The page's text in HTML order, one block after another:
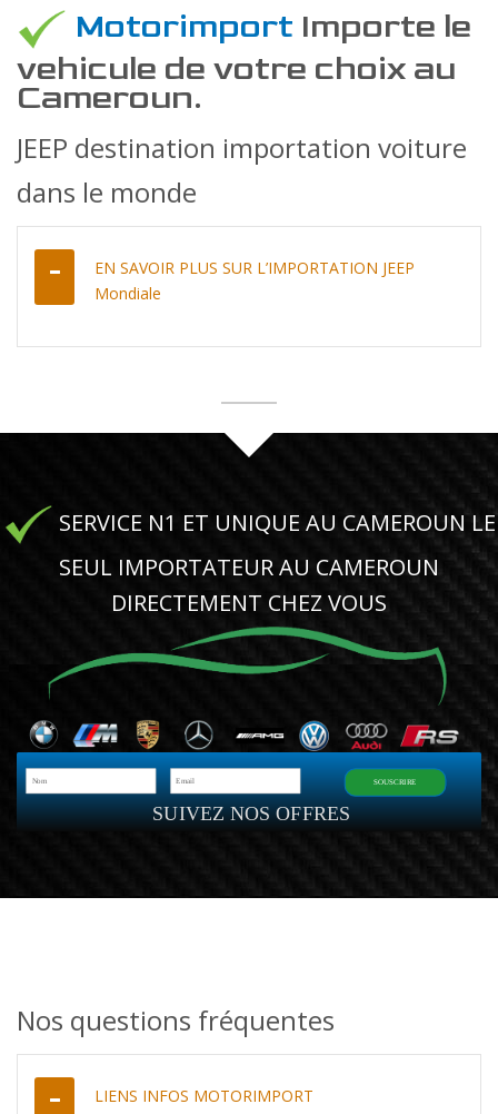
Motorimport Importe le
vehicule de votre choix au
Cameroun.
JEEP destination importation voiture
dans le monde
EN SAVOIR PLUS SUR L’IMPORTATION JEEP
Mondiale
SERVICE N1 ET UNIQUE AU CAMEROUN LE
SEUL IMPORTATEUR AU CAMEROUN
DIRECTEMENT CHEZ VOUS
SUIVEZ NOS OFFRES
SOUSCRIRE
Nos questions fréquentes
LIENS INFOS MOTORIMPORT